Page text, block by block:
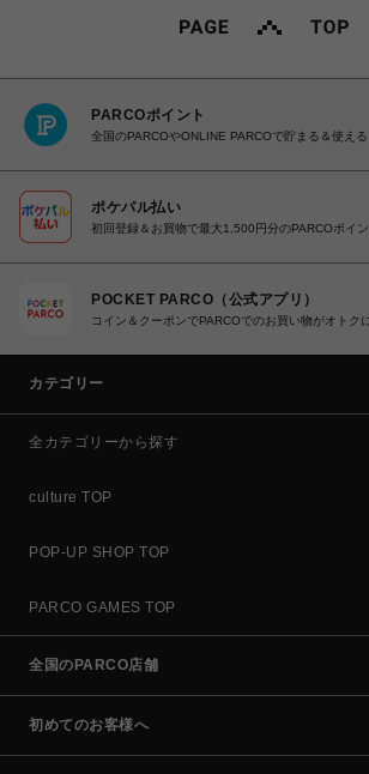
PARCOポイント
全国のPARCOやONLINE PARCOで貯まる＆使える
ポケパル払い
初回登録＆お買物で最大1,500円分のPARCOポイ
POCKET PARCO（公式アプリ）
コイン＆クーポンでPARCOでのお買い物がオトク
カテゴリー
全カテゴリーから探す
culture TOP
POP-UP SHOP TOP
PARCO GAMES TOP
全国のPARCO店舗
初めてのお客様へ